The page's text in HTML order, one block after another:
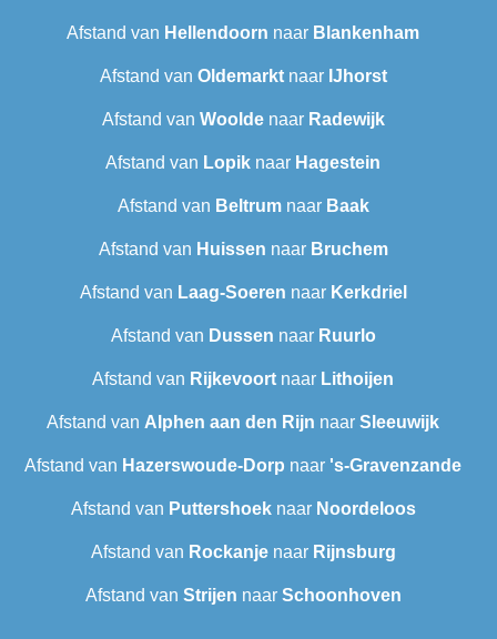
Afstand van Hellendoorn naar Blankenham
Afstand van Oldemarktnaar IJhorst
Afstand van Wooldenaar Radewijk
Afstand van Lopik naar Hagestein
Afstand van Beltrumnaar Baak
Afstand van Huissen naar Bruchem
Afstand van Laag-Soeren naar Kerkdriel
Afstand van Dussen naar Ruurlo
Afstand van Rijkevoort naar Lithoijen
Afstand van Alphen aan den Rijn naar Sleeuwijk
Afstand van Hazerswoude-Dorp naar 's-Gravenzande
Afstand van Puttershoeknaar Noordeloos
Afstand van Rockanjenaar Rijnsburg
Afstand van Strijen naar Schoonhoven